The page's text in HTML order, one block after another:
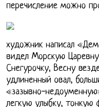
перечисление можно
художник написал
видел Морскую
Снегурочку, Весну
удлиненный овал,
«зазывно-
легкую улыбку, тонкую